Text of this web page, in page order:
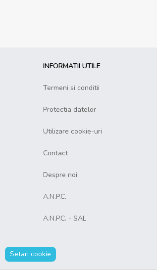
INFORMATII UTILE
Termeni si conditii
Protectia datelor
Utilizare cookie-uri
Contact
Despre noi
A.N.P.C.
A.N.P.C. - SAL
Setari cookie